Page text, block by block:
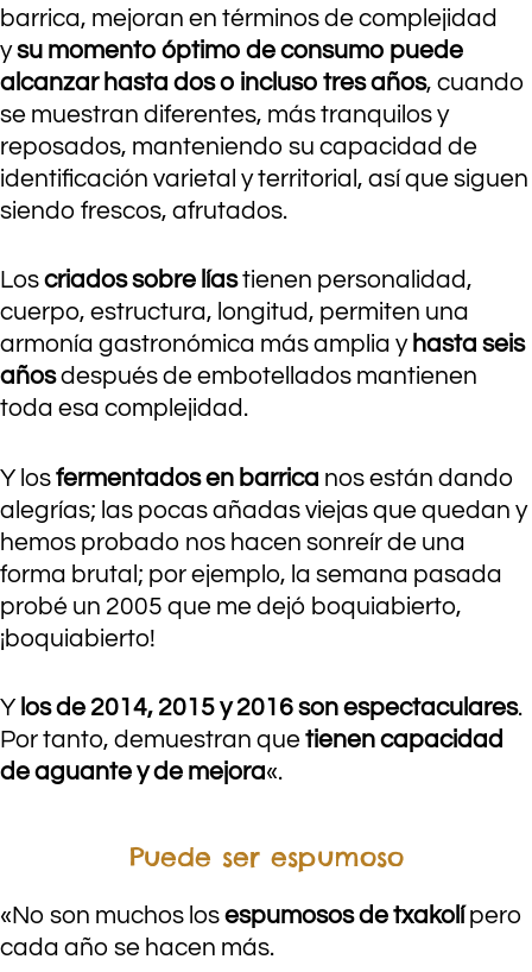
barrica, mejoran en términos de complejidad
ysu momento óptimo de consumo puede
alcanzar hasta dos o incluso tres años, cuando
se muestran diferentes, más tranquilos y
reposados, manteniendo su capacidad de
identificación varietal y territorial, así que siguen
siendo frescos, afrutados.
Loscriados sobre líastienen personalidad,
cuerpo, estructura, longitud, permiten una
armonía gastronómica más amplia y hasta seis
añosdespués de embotellados mantienen
toda esa complejidad.
Y losfermentados en barrica nos están dando
alegrías; las pocas añadas viejas que quedan y
hemos probado nos hacen sonreír de una
forma brutal; por ejemplo, la semana pasada
probé un 2005 que me dejó boquiabierto,
¡boquiabierto!
Y los de 2014, 2015 y 2016 son espectaculares.
Por tanto, demuestran quetienen capacidad
de aguante y de mejora«.
Puede ser espumoso
«No son muchos losespumosos de txakolípero
cada año se hacen más.